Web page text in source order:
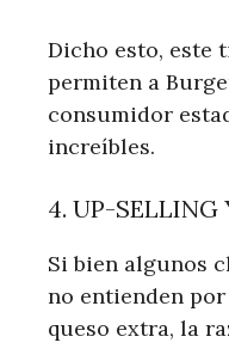
Dicho esto, este
permiten a
consumidor
increíbles.
4. UP-SELLING
Si bien algunos
no entienden
queso extra, la